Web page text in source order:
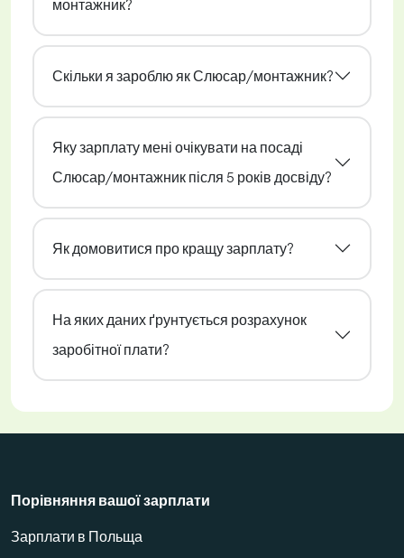
монтажник?
Скільки я зароблю як Слюсар/монтажник?
Яку зарплату мені очікувати на посаді
Слюсар/монтажник після 5 років досвіду?
Як домовитися про кращу зарплату?
На яких даних ґрунтується розрахунок
заробітної плати?
Порівняння вашої зарплати
Зарплати в Польща